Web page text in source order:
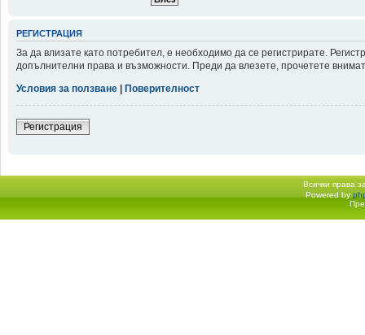
РЕГИСТРАЦИЯ
За да влизате като потребител, е необходимо да се регистрирате.
допълнителни права и възможности. Преди да влезете, прочетете
Условия за ползване | Поверителност
Регистрация
Всички права
Начало форум Powered by